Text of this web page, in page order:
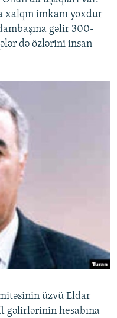
xalqın imkanı yoxdur
gəlir 300-
də özlərini insan
üzvü Eldar
gəlirlərinin hesabına